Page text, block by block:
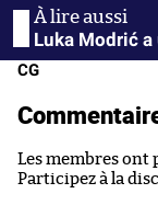
Luka Modrić
CG
Les membres ont
Participez à la